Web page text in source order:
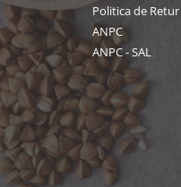
Politica de Retur
ANPC
ANPC - SAL